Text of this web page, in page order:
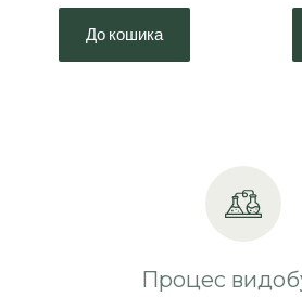
До кошика
Процес